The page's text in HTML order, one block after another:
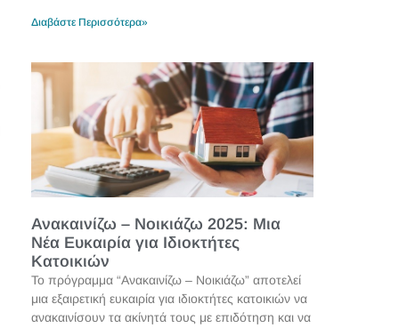
Διαβάστε Περισσότερα»
Ανακαινίζω – Νοικιάζω 2025: Μια
Νέα Ευκαιρία για Ιδιοκτήτες
Κατοικιών
Το πρόγραμμα “Ανακαινίζω – Νοικιάζω” αποτελεί
μια εξαιρετική ευκαιρία για ιδιοκτήτες κατοικιών να
ανακαινίσουν τα ακίνητά τους με επιδότηση και να